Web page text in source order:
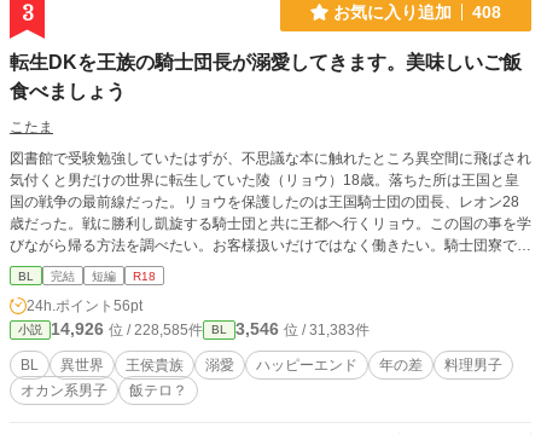
3 お気に入り追加 408
転生DKを王族の騎士団長が溺愛してきます。美味しいご飯
食べましょう
こたま
図書館で受験勉強していたはずが、不思議な本に触れたところ異空間に飛ばされ
気付くと男だけの世界に転生していた陵（リョウ）18歳。落ちた所は王国と皇
国の戦争の最前線だった。リョウを保護したのは王国騎士団の団長、レオン28
歳だった。戦に勝利し凱旋する騎士団と共に王都へ行くリョウ。この国の事を学
びながら帰る方法を調べたい。お客様扱いだけではなく働きたい。騎士団寮で料
理をさせて貰い、美味しい料理で騎士団皆の胃袋を掴みアイドルに。王族である
公爵子息の団長レオンから求愛されるハッピーエンドです。
BL 完結 短編 R18
24h.ポイント 56pt
小説 14,926 位 / 228,585件 BL 3,546 位 / 31,383件
BL 異世界 王侯貴族 溺愛 ハッピーエンド 年の差
料理男子
オカン系男子
飯テロ？